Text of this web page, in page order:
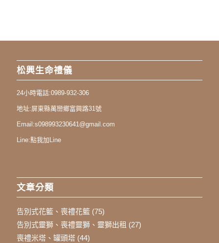
松興生命禮儀
24小時電話:0989-932-306
地址:屏東縣萬巒鄉富興路31號
Email:s098993230641@gmail.com
Line:點我加Line
文章分類
告別式花籃、喪禮花籃(75)
告別式靈獅、喪禮靈獅、靈獅出租 (27)
喪禮米塔、罐頭塔(44)